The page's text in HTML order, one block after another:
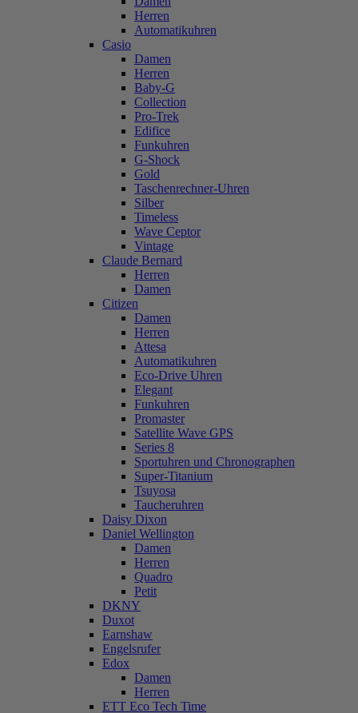
Herren
Automatikuhren
Casio
Damen
Herren
Baby-G
Collection
Pro-Trek
Edifice
Funkuhren
G-Shock
Gold
Taschenrechner-Uhren
Silber
Timeless
Wave Ceptor
Vintage
Claude Bernard
Herren
Damen
Citizen
Damen
Herren
Attesa
Automatikuhren
Eco-Drive Uhren
Elegant
Funkuhren
Promaster
Satellite Wave GPS
Series 8
Sportuhren und Chronographen
Super-Titanium
Tsuyosa
Taucheruhren
Daisy Dixon
Daniel Wellington
Damen
Herren
Quadro
Petit
DKNY
Duxot
Earnshaw
Engelsrufer
Edox
Damen
Herren
ETT Eco Tech Time